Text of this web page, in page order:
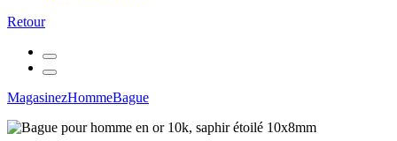
Retour
MagasinezHommeBague